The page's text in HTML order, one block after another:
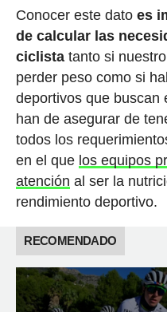
Conocer este dato es
de calcular las
ciclistatanto si
perder peso como si
deportivos que buscan
han de asegurar de
todos los
en el que los equipos
atención al ser la
rendimiento deportivo.
RECOMENDADO